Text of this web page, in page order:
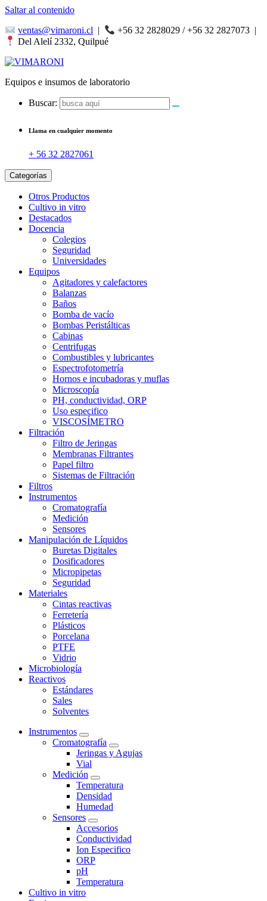
Saltar al contenido
ventas@vimaroni.cl | +56 32 2828029 / +56 32 2827073 |
Del Alelí 2332, Quilpué
Equipos e insumos de laboratorio
Buscar:
Llama en cualquier momento
+ 56 32 2827061
Categorías
Otros Productos
Cultivo in vitro
Destacados
Docencia
Colegios
Seguridad
Universidades
Equipos
Agitadores y calefactores
Balanzas
Baños
Bomba de vacío
Bombas Peristálticas
Cabinas
Centrifugas
Combustibles y lubricantes
Espectrofotometría
Hornos e incubadoras y muflas
Microscopía
PH, conductividad, ORP
Uso especifico
VISCOSÍMETRO
Filtración
Filtro de Jeringas
Membranas Filtrantes
Papel filtro
Sistemas de Filtración
Filtros
Instrumentos
Cromatografía
Medición
Sensores
Manipulación de Líquidos
Buretas Digitales
Dosificadores
Micropipetas
Seguridad
Materiales
Cintas reactivas
Ferretería
Plásticos
Porcelana
PTFE
Vidrio
Microbiología
Reactivos
Estándares
Sales
Solventes
Instrumentos
Cromatografía
Jeringas y Agujas
Vial
Medición
Temperatura
Densidad
Humedad
Sensores
Accesorios
Conductividad
Ion Especifico
ORP
pH
Temperatura
Cultivo in vitro